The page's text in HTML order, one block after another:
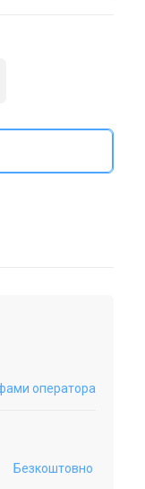
оператора
Безкоштовно